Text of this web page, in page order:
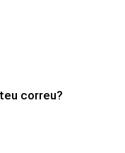
correu?